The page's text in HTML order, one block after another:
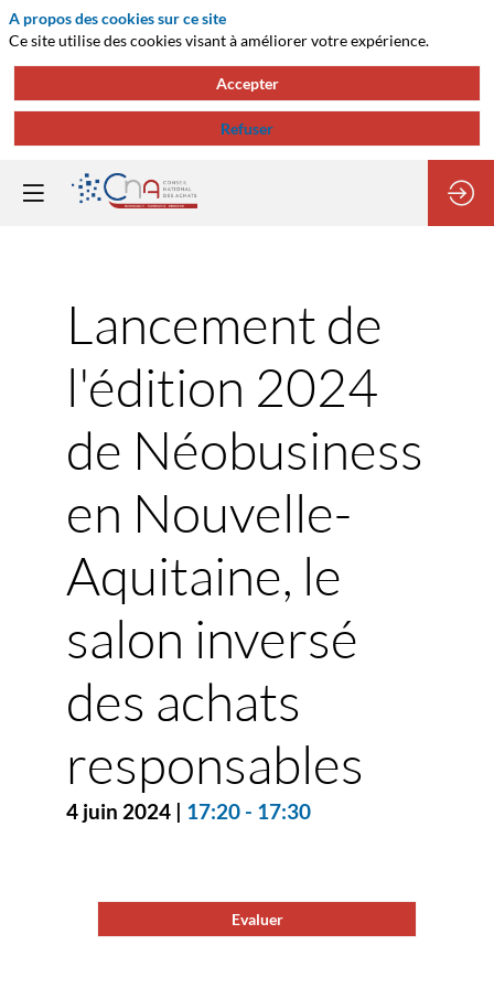
Lancement de
l'édition 2024
de Néobusiness
en Nouvelle-
Aquitaine, le
salon inversé
des achats
responsables
4 juin 2024 | 17:20 - 17:30
Evaluer
A propos des cookies sur ce site
Ce site utilise des cookies visant à améliorer votre expérience.
Accepter
Refuser